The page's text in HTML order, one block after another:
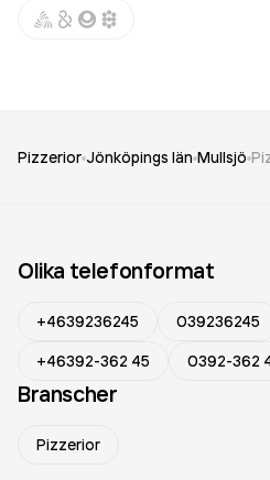
Pizzerior Jönköpings län Mullsjö
Olika telefonformat
+4639236245 039236245
+46392-362 45
0392-362
Branscher
Pizzerior